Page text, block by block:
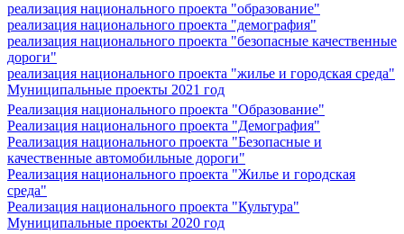
реализация национального проекта "образование"
реализация национального проекта "демография"
реализация национального проекта "безопасные качественные
дороги"
реализация национального проекта "жилье и городская среда"
Муниципальные проекты 2021 год
Реализация национального проекта "Образование"
Реализация национального проекта "Демография"
Реализация национального проекта "Безопасные и
качественные автомобильные дороги"
Реализация национального проекта "Жилье и городская
среда"
Реализация национального проекта "Культура"
Муниципальные проекты 2020 год